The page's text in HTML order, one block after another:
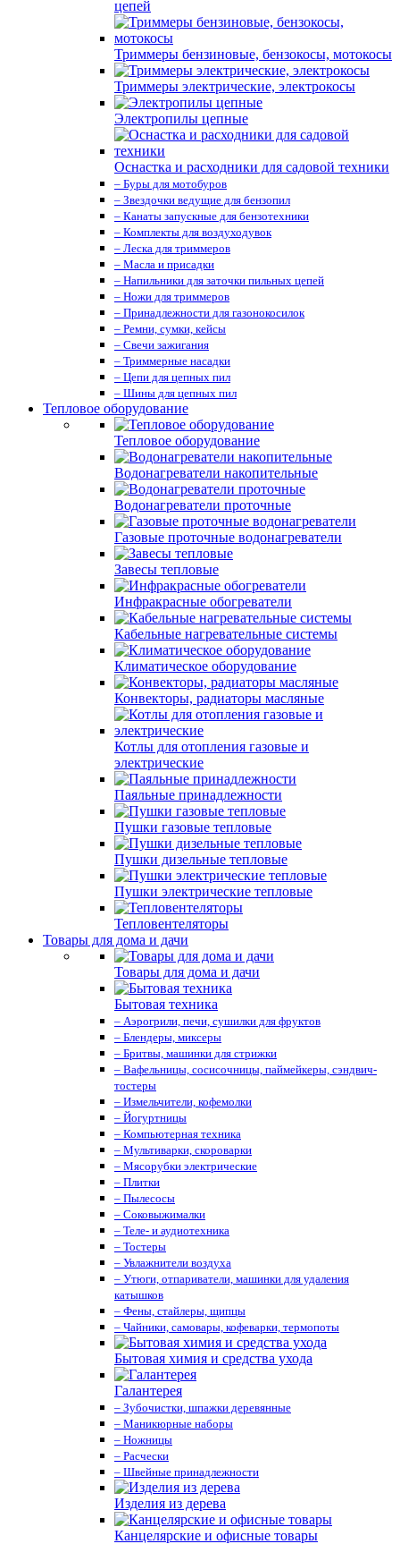
цепей
Триммеры бензиновые, бензокосы, мотокосы
Триммеры электрические, электрокосы
Электропилы цепные
Оснастка и расходники для садовой техники
– Буры для мотобуров
– Звездочки ведущие для бензопил
– Канаты запускные для бензотехники
– Комплекты для воздуходувок
– Леска для триммеров
– Масла и присадки
– Напильники для заточки пильных цепей
– Ножи для триммеров
– Принадлежности для газонокосилок
– Ремни, сумки, кейсы
– Свечи зажигания
– Триммерные насадки
– Цепи для цепных пил
– Шины для цепных пил
Тепловое оборудование
Тепловое оборудование
Водонагреватели накопительные
Водонагреватели проточные
Газовые проточные водонагреватели
Завесы тепловые
Инфракрасные обогреватели
Кабельные нагревательные системы
Климатическое оборудование
Конвекторы, радиаторы масляные
Котлы для отопления газовые и
электрические
Паяльные принадлежности
Пушки газовые тепловые
Пушки дизельные тепловые
Пушки электрические тепловые
Тепловентеляторы
Товары для дома и дачи
Товары для дома и дачи
Бытовая техника
– Аэрогрили, печи, сушилки для фруктов
– Блендеры, миксеры
– Бритвы, машинки для стрижки
– Вафельницы, сосисочницы, паймейкеры, сэндвич-
тостеры
– Измельчители, кофемолки
– Йогуртницы
– Компьютерная техника
– Мультиварки, скороварки
– Мясорубки электрические
– Плитки
– Пылесосы
– Соковыжималки
– Теле- и аудиотехника
– Тостеры
– Увлажнители воздуха
– Утюги, отпариватели, машинки для удаления
катышков
– Фены, стайлеры, щипцы
– Чайники, самовары, кофеварки, термопоты
Бытовая химия и средства ухода
Галантерея
– Зубочистки, шпажки деревянные
– Маникюрные наборы
– Ножницы
– Расчески
– Швейные принадлежности
Изделия из дерева
Канцелярские и офисные товары